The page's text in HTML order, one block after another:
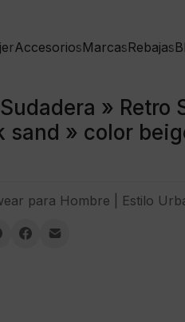
AccesoriosMarcasRebajas
» Retro
sand » color
para Hombre | Estilo